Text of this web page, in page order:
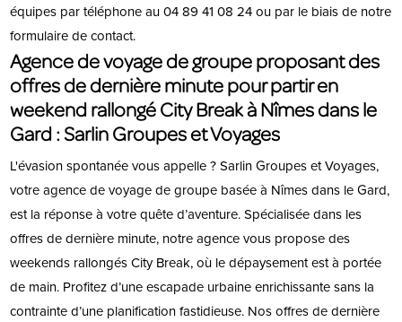
équipes par téléphone au 04 89 41 08 24 ou par le biais de notre
formulaire de contact.
Agence de voyage de groupe proposant des
offres de dernière minute pour partir en
weekend rallongé City Break à Nîmes dans le
Gard : Sarlin Groupes et Voyages
L'évasion spontanée vous appelle ? Sarlin Groupes et Voyages,
votre agence de voyage de groupe basée à Nîmes dans le Gard,
est la réponse à votre quête d’aventure. Spécialisée dans les
offres de dernière minute, notre agence vous propose des
weekends rallongés City Break, où le dépaysement est à portée
de main. Profitez d’une escapade urbaine enrichissante sans la
contrainte d’une planification fastidieuse. Nos offres de dernière